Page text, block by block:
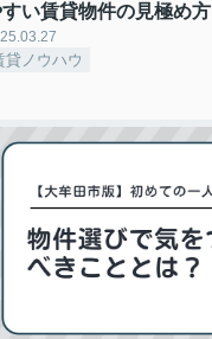
い賃貸物件の見極め方
貸ノウハウ